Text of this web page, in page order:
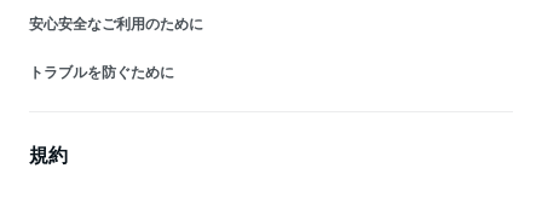
安心安全なご利用のために
トラブルを防ぐために
規約